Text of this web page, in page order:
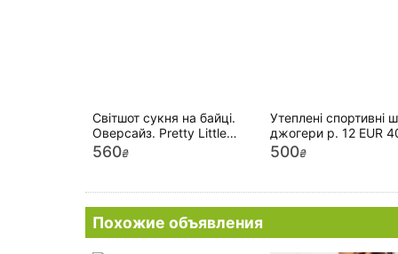
Світшот сукня на байці.
Оверсайз. Pretty Little
thing.
560₴
Утеплені спортивні
джогери р. 12 EUR
PrettyLittleThing
500₴
Похожие объявления